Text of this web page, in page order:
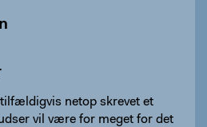
netop skrevet et
vil være for meget for det